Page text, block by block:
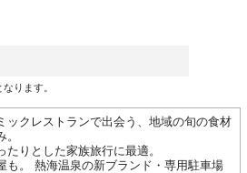
ります。
ックレストランで出会う、地域の旬の食材
りとした家族旅行に最適。
も。 熱海温泉の新ブランド・専用駐車場